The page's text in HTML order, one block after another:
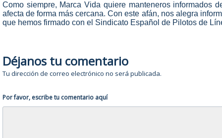
Como siempre, Marca Vida quiere manteneros informados
afecta de forma más cercana. Con este afán, nos alegra
que hemos firmado con el Sindicato Español de Pilotos de
Déjanos tu comentario
Tu dirección de correo electrónico no será publicada.
Por favor, escribe tu comentario aquí